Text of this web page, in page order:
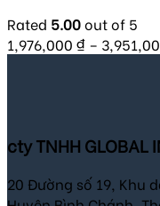
Rated 5.00out of 5
1,976,000 ₫ –
cty TNHH GLOBAL
20 Đường số 19, Khu